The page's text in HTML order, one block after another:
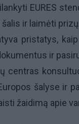
EURES
ir laimėti
pristatys,
ir
centras
šalyse ir
žaidimą apie